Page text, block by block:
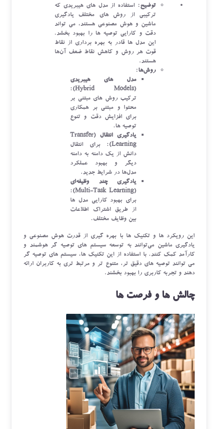
توضیح: استفاده از مدل‌ های هیبریدی که
ترکیبی از روش‌ های مختلف یادگیری
ماشین و هوش مصنوعی هستند، می ‌تواند
دقت و کارایی توصیه ‌ها را بهبود بخشد.
این مدل‌ ها قادر به بهره‌ برداری از نقاط
قوت هر روش و کاهش نقاط ضعف آن‌ها
هستند.
روش‌ها:
مدل ‌های هیبریدی
(Hybrid Models)
:
ترکیب روش ‌های مبتنی بر
محتوا و مبتنی بر همکاری
برای افزایش دقت و تنوع
توصیه‌ ها.
یادگیری انتقال (Transfer
Learning) : برای انتقال
دانش از یک دامنه به دامنه
دیگر و بهبود عملکرد
مدل‌ها در شرایط جدید.
یادگیری چند وظیفه‌ای
(Multi-Task Learning)
:
برای بهبود کارایی مدل ‌ها
از طریق اشتراک اطلاعات
بین وظایف مختلف.
این رویکرد ها و تکنیک‌ ها با بهره‌ گیری از قدرت هوش مصنوعی و
یادگیری ماشین می‌توانند به توسعه سیستم‌ های توصیه ‌گر هوشمند و
کارآمد کمک کنند. با استفاده از این تکنیک‌ ها، سیستم‌ های توصیه‌ گر
می ‌توانند توصیه‌ های دقیق ‌تر، متنوع ‌تر و مرتبط ‌تری به کاربران ارائه
دهند و تجربه کاربری را بهبود بخشند.
چالش ‌ها و فرصت ‌ها